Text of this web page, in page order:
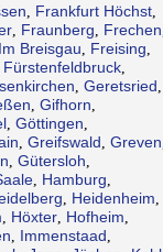
Frankfurt Höchst,
, Fraunberg Frechen
Breisgau Freising
Fürstenfeldbruck,
Geretsried
Gifhorn
, Göttingen
Greifswald Greven
Gütersloh
, Hamburg
Heidenheim
Höxter, Hofheim
Immenstaad